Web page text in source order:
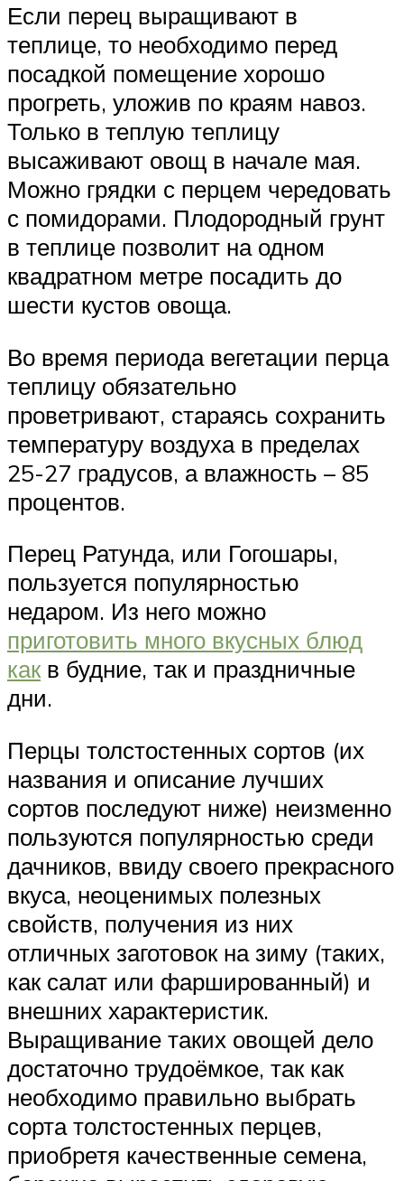
Если перец выращивают в
теплице, то необходимо перед
посадкой помещение хорошо
прогреть, уложив по краям навоз.
Только в теплую теплицу
высаживают овощ в начале мая.
Можно грядки с перцем чередовать
с помидорами. Плодородный грунт
в теплице позволит на одном
квадратном метре посадить до
шести кустов овоща.
Во время периода вегетации перца
теплицу обязательно
проветривают, стараясь сохранить
температуру воздуха в пределах
25-27 градусов, а влажность – 85
процентов.
Перец Ратунда, или Гогошары,
пользуется популярностью
недаром. Из него можно
приготовить много вкусных блюд
как в будние, так и праздничные
дни.
Перцы толстостенных сортов (их
названия и описание лучших
сортов последуют ниже) неизменно
пользуются популярностью среди
дачников, ввиду своего прекрасного
вкуса, неоценимых полезных
свойств, получения из них
отличных заготовок на зиму (таких,
как салат или фаршированный) и
внешних характеристик.
Выращивание таких овощей дело
достаточно трудоёмкое, так как
необходимо правильно выбрать
сорта толстостенных перцев,
приобретя качественные семена,